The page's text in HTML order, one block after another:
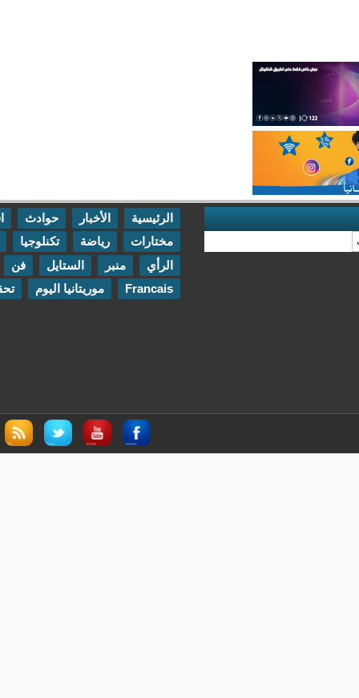
حوادث
اقتصاد
تكنلوجيا
مقابلات
الستايل فن
اتصل بنا
موريتانيا اليوم تحقيقات